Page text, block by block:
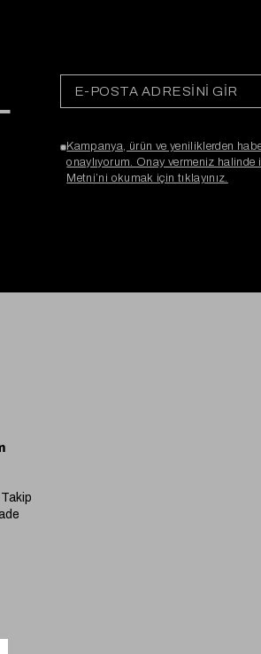
Kampanya, ürün ve yeniliklerden
onaylıyorum. Onay vermeniz
Metni’ni okumak için tıklayınız.